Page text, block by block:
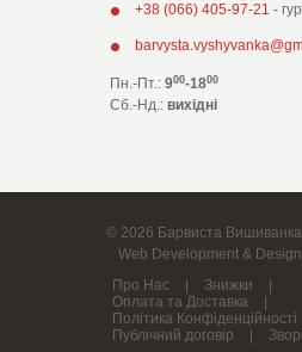
+38 (066) 405-97-21 -
Пн.-Пт.: 900-1800
Сб.-Нд.: вихідні
© 2026 Барвиста Вишиванка
Web Development &
Про Нас
Знижки
Оплата та Доставка
Політика Конфіденційності
Публічний договір